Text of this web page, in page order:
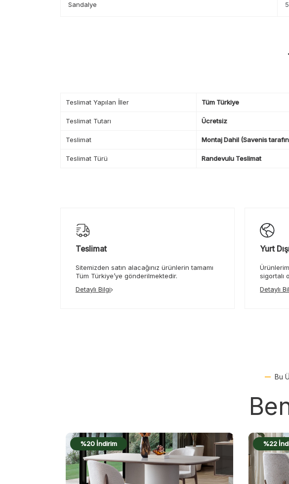
Sandalye
Teslimat Yapılan İller Tüm Türkiye
Teslimat Tutarı Ücretsiz
Teslimat Montaj Dahil (Savenis
Teslimat Türü Randevulu Teslimat
Teslimat
Sitemizden satın alacağınız ürünlerin tamamı
Tüm Türkiye’ye gönderilmektedir.
Detaylı Bilgi
Yurt
sigortalı
Detaylı
Bu
%22 İndirim %17